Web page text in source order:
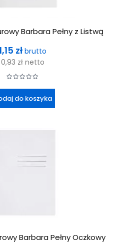
Barbara Pełny z Listwą
złbrutto
0,93 zł netto
do koszyka
Barbara Pełny Oczkowy